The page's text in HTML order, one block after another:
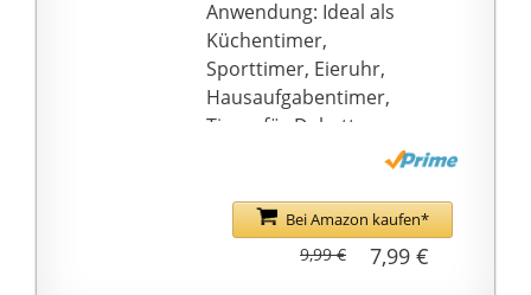
Anwendung: Ideal als
Küchentimer,
Sporttimer, Eieruhr,
Hausaufgabentimer,
Timer für Debatten
Befestigung:
Befestigbar durch
Magnet auf der
Bei Amazon kaufen*
7,99 €
9,99 €